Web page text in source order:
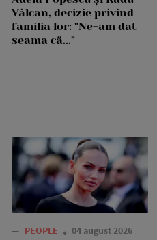
Vâlcan, decizie privind
familia lor: "Ne-am dat
seama că..."
— PEOPLE 04 august 2026